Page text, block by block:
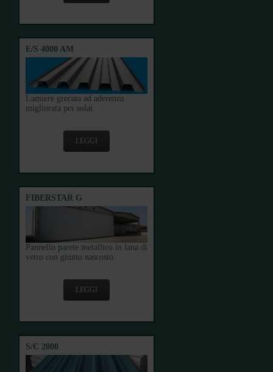
E/S 4000 AM
Lamiere grecata ad aderenza
migliorata per solai.
LEGGI
FIBERSTAR G
Pannello parete metallico in lana di
vetro con giunto nascosto.
LEGGI
S/C 2000